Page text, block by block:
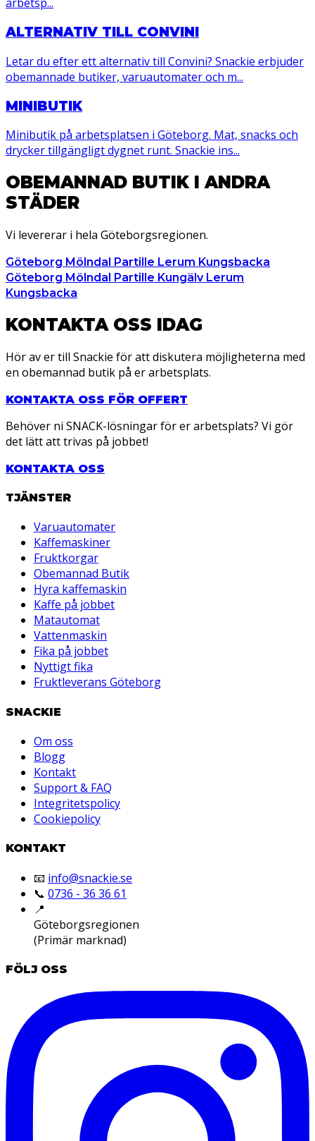
arbetsp...
ALTERNATIV TILL CONVINI
Letar du efter ett alternativ till Convini? Snackie erbjuder
obemannade butiker, varuautomater och m...
MINIBUTIK
Minibutik på arbetsplatsen i Göteborg. Mat, snacks och
drycker tillgängligt dygnet runt. Snackie ins...
OBEMANNAD BUTIK I ANDRA
STÄDER
Vi levererar i hela Göteborgsregionen.
Göteborg Mölndal Partille Lerum Kungsbacka
Göteborg Mölndal Partille Kungälv Lerum
Kungsbacka
KONTAKTA OSS IDAG
Hör av er till Snackie för att diskutera möjligheterna med
en obemannad butik på er arbetsplats.
KONTAKTA OSS FÖR OFFERT
Behöver ni SNACK-lösningar för er arbetsplats? Vi gör
det lätt att trivas på jobbet!
KONTAKTA OSS
TJÄNSTER
Varuautomater
Kaffemaskiner
Fruktkorgar
Obemannad Butik
Hyra kaffemaskin
Kaffe på jobbet
Matautomat
Vattenmaskin
Fika på jobbet
Nyttigt fika
Fruktleverans Göteborg
SNACKIE
Om oss
Blogg
Kontakt
Support & FAQ
Integritetspolicy
Cookiepolicy
KONTAKT
📧 info@snackie.se
📞 0736 - 36 36 61
📍
Göteborgsregionen
(Primär marknad)
FÖLJ OSS